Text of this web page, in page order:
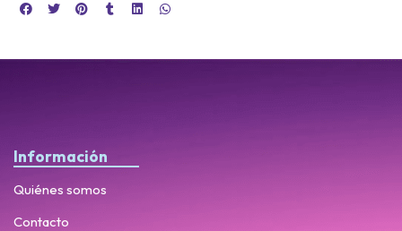
Información
Quiénes somos
Contacto